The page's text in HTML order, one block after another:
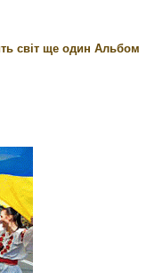
світ ще один Альбом